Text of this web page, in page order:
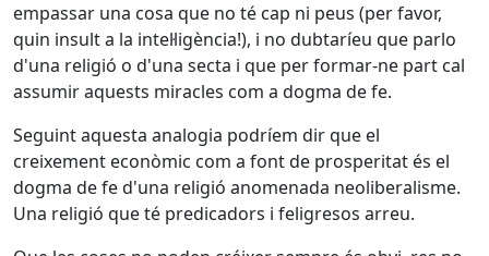
empassar una cosa que no té cap ni peus (per favor,
quin insult a la intel·ligència!), i no dubtaríeu que parlo
d'una religió o d'una secta i que per formar-ne part cal
assumir aquests miracles com a dogma de fe.
Seguint aquesta analogia podríem dir que el
creixement econòmic com a font de prosperitat és el
dogma de fe d'una religió anomenada neoliberalisme.
Una religió que té predicadors i feligresos arreu.